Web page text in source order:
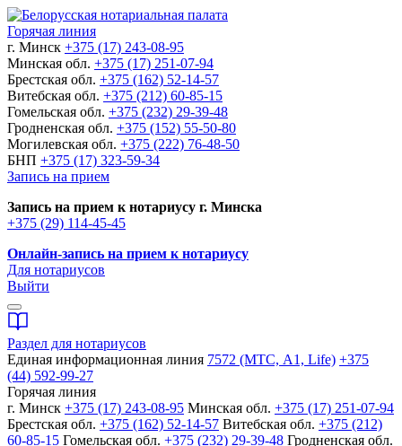
Горячая линия
г. Минск +375 (17) 243-08-95
Минская обл. +375 (17) 251-07-94
Брестская обл. +375 (162) 52-14-57
Витебская обл. +375 (212) 60-85-15
Гомельская обл. +375 (232) 29-39-48
Гродненская обл. +375 (152) 55-50-80
Могилевская обл. +375 (222) 76-48-50
БНП +375 (17) 323-59-34
Запись на прием
Запись на прием к нотариусу г. Минска
+375 (29) 114-45-45
Онлайн-запись на прием к нотариусу
Для нотариусов
Выйти
Раздел для нотариусов
Единая информационная линия 7572 (МТС, A1, Life) +375
(44) 592-99-27
Горячая линия
г. Минск +375 (17) 243-08-95 Минская обл. +375 (17) 251-07-94
Брестская обл. +375 (162) 52-14-57 Витебская обл. +375 (212)
60-85-15 Гомельская обл. +375 (232) 29-39-48 Гродненская обл.